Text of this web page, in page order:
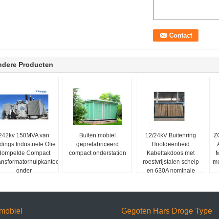
Producten
150MVA van
Industriële Olie
Compact
onder
Buiten mobiel
geprefabriceerd
compact onderstation
12/24kV Buitenring
Hoofdeenheid
Kabeltakdoos met
roestvrijstalen schelp
en 630A nominale
Gegoten Hars Droge Type